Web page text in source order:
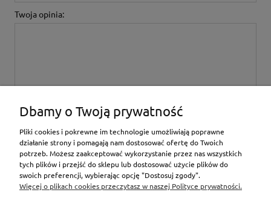
Twoja opinia:
inne
Dbamy o Twoją prywatność
Pliki cookies i pokrewne im technologie umożliwiają poprawne
działanie strony i pomagają nam dostosować ofertę do Twoich
potrzeb. Możesz zaakceptować wykorzystanie przez nas wszystkich
tych plików i przejść do sklepu lub dostosować użycie plików do
swoich preferencji, wybierając opcję "Dostosuj zgody".
Więcej o plikach cookies przeczytasz w naszej Polityce prywatności.